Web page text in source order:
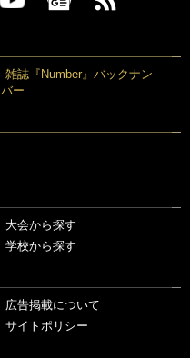
雑誌『Number』バックナン
バー
大会から探す
学校から探す
広告掲載について
サイトポリシー